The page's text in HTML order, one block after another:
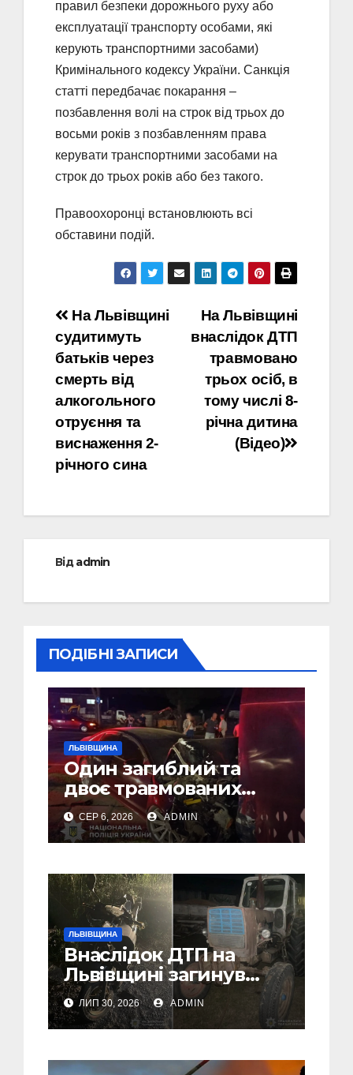
правил безпеки дорожнього руху або
експлуатації транспорту особами, які
керують транспортними засобами)
Кримінального кодексу України. Санкція
статті передбачає покарання –
позбавлення волі на строк від трьох до
восьми років з позбавленням права
керувати транспортними засобами на
строк до трьох років або без такого.
Правоохоронці встановлюють всі
обставини подій.
Навігація
записів
На Львівщині
внаслідок ДТП
травмовано
трьох осіб, в
тому числі 8-
річна дитина
(Відео)
На Львівщині
судитимуть
батьків через
смерть від
алкогольного
отруєння та
виснаження 2-
річного сина
Відadmin
ПОДІБНІ ЗАПИСИ
ЛЬВІВЩИНА
Один загиблий та
двоє травмованих
внаслідок ДТП на
Самбірщині
СЕР 6, 2026 ADMIN
ЛЬВІВЩИНА
Внаслідок ДТП на
Львівщині загинув
малолітній водій
скутера, а
неповнолітній
ЛИП 30, 2026 ADMIN